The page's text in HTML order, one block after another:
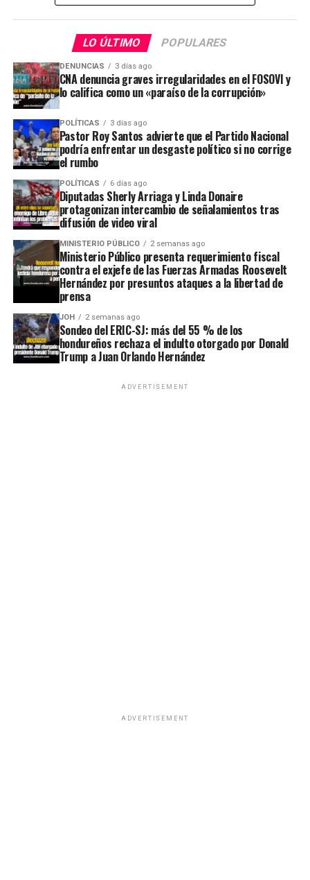
LO ÚLTIMO POPULARES
DENUNCIAS 3 días ago
CNA denuncia graves irregularidades en el FOSOVI y
lo califica como un «paraíso de la corrupción»
POLÍTICAS 3 días ago
Pastor Roy Santos advierte que el Partido Nacional
podría enfrentar un desgaste político si no corrige
el rumbo
POLÍTICAS 6 días ago
Diputadas Sherly Arriaga y Linda Donaire
protagonizan intercambio de señalamientos tras
difusión de video viral
MINISTERIO PÚBLICO 2 semanas ago
Ministerio Público presenta requerimiento fiscal
contra el exjefe de las Fuerzas Armadas Roosevelt
Hernández por presuntos ataques a la libertad de
prensa
JOH 2 semanas ago
Sondeo del ERIC-SJ: más del 55 % de los
hondureños rechaza el indulto otorgado por Donald
Trump a Juan Orlando Hernández
ADVERTISEMENT
ADVERTISEMENT